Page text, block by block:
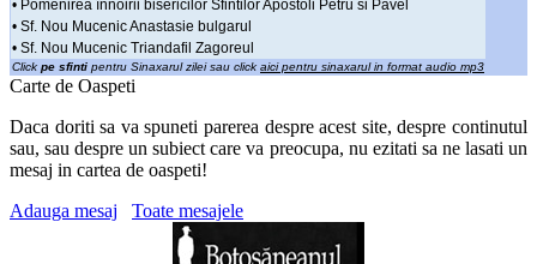
• Pomenirea înnoirii bisericilor Sfintilor Apostoli Petru si Pavel
• Sf. Nou Mucenic Anastasie bulgarul
• Sf. Nou Mucenic Triandafil Zagoreul
Click pe sfinti pentru Sinaxarul zilei sau click aici pentru sinaxarul in format audio mp3
Carte de Oaspeti
Daca doriti sa va spuneti parerea despre acest site, despre continutul
sau, sau despre un subiect care va preocupa, nu ezitati sa ne lasati un
mesaj in cartea de oaspeti!
Adauga mesaj
Toate mesajele